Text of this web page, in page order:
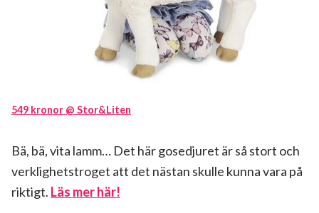
549 kronor @ Stor&Liten
Bä, bä, vita lamm… Det här gosedjuret är så stort och
verklighetstroget att det nästan skulle kunna vara på
riktigt. Läs mer här!